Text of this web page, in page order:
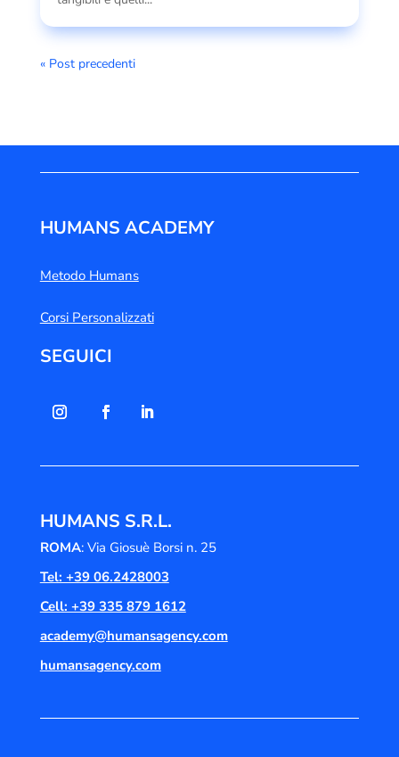
« Post precedenti
HUMANS ACADEMY
Metodo Humans
Corsi Personalizzati
SEGUICI
HUMANS S.R.L.
ROMA: Via Giosuè Borsi n. 25
Tel: +39 06.2428003
Cell: +39 335 879 1612
academy@humansagency.com
humansagency.com